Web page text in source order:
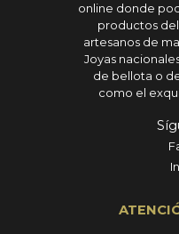
online donde
productos
artesanos de
Joyas
de bellota o
como el